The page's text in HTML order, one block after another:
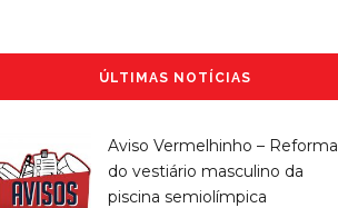
ÚLTIMAS NOTÍCIAS
Aviso Vermelhinho – Reforma
do vestiário masculino da
piscina semiolímpica